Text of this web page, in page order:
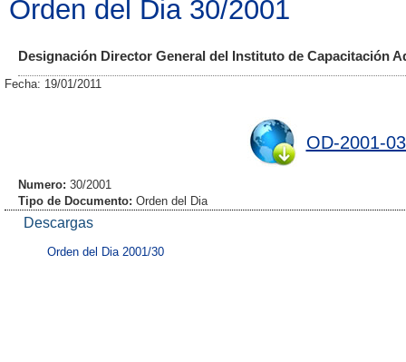
Orden del Dia 30/2001
Designación Director General del Instituto de Capacitación
Fecha: 19/01/2011
OD-2001-
Numero: 30/2001
Tipo de Documento: Orden del Dia
Descargas
Orden del Dia 2001/30